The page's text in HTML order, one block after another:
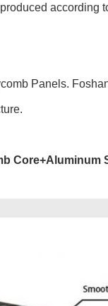
according
Panels.
Core+Aluminum